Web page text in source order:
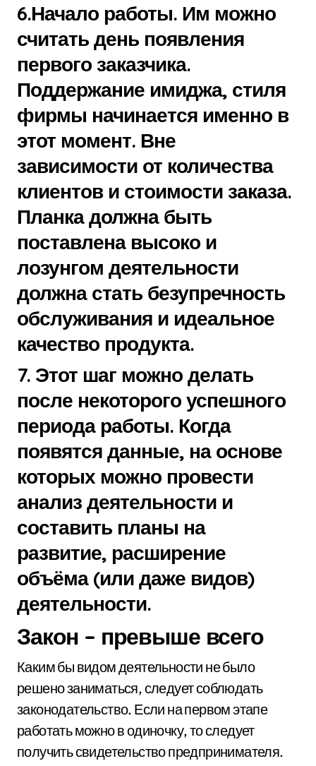
6.Начало работы. Им можно
считать день появления
первого заказчика.
Поддержание имиджа, стиля
фирмы начинается именно в
этот момент. Вне
зависимости от количества
клиентов и стоимости заказа.
Планка должна быть
поставлена высоко и
лозунгом деятельности
должна стать безупречность
обслуживания и идеальное
качество продукта.
7. Этот шаг можно делать
после некоторого успешного
периода работы. Когда
появятся данные, на основе
которых можно провести
анализ деятельности и
составить планы на
развитие, расширение
объёма (или даже видов)
деятельности.
Закон – превыше всего
Каким бы видом деятельности не было
решено заниматься, следует соблюдать
законодательство. Если на первом этапе
работать можно в одиночку, то следует
получить свидетельство предпринимателя.